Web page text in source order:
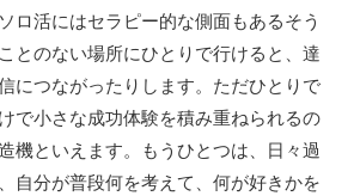
ロ活にはセラピー的な側面もあるそう
とのない場所にひとりで行けると、達
につながったりします。ただひとりで
で小さな成功体験を積み重ねられるの
機といえます。もうひとつは、日々過
自分が普段何を考えて、何が好きかを